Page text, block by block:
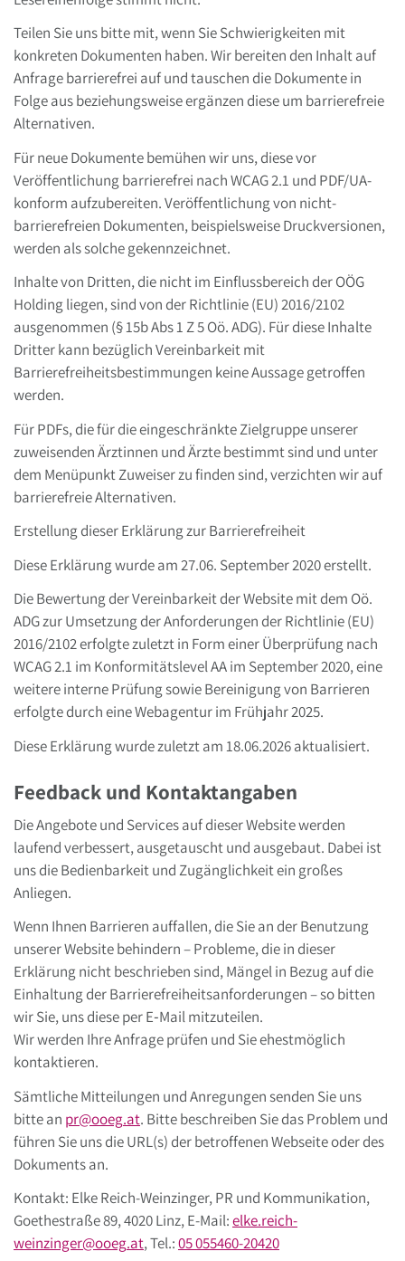
Teilen Sie uns bitte mit, wenn Sie Schwierigkeiten mit
konkreten Dokumenten haben. Wir bereiten den Inhalt auf
Anfrage barrierefrei auf und tauschen die Dokumente in
Folge aus beziehungsweise ergänzen diese um barrierefreie
Alternativen.
Für neue Dokumente bemühen wir uns, diese vor
Veröffentlichung barrierefrei nach WCAG 2.1 und PDF/UA-
konform aufzubereiten. Veröffentlichung von nicht-
barrierefreien Dokumenten, beispielsweise Druckversionen,
werden als solche gekennzeichnet.
Inhalte von Dritten, die nicht im Einflussbereich der OÖG
Holding liegen, sind von der Richtlinie (EU) 2016/2102
ausgenommen (§ 15b Abs 1 Z 5 Oö. ADG). Für diese Inhalte
Dritter kann bezüglich Vereinbarkeit mit
Barrierefreiheitsbestimmungen keine Aussage getroffen
werden.
Für PDFs, die für die eingeschränkte Zielgruppe unserer
zuweisenden Ärztinnen und Ärzte bestimmt sind und unter
dem Menüpunkt Zuweiser zu finden sind, verzichten wir auf
barrierefreie Alternativen.
Erstellung dieser Erklärung zur Barrierefreiheit
Diese Erklärung wurde am 27.06. September 2020 erstellt.
Die Bewertung der Vereinbarkeit der Website mit dem Oö.
ADG zur Umsetzung der Anforderungen der Richtlinie (EU)
2016/2102 erfolgte zuletzt in Form einer Überprüfung nach
WCAG 2.1 im Konformitätslevel AA im September 2020, eine
weitere interne Prüfung sowie Bereinigung von Barrieren
erfolgte durch eine Webagentur im Frühjahr 2025.
Diese Erklärung wurde zuletzt am 18.06.2026 aktualisiert.
Feedback und Kontaktangaben
Die Angebote und Services auf dieser Website werden
laufend verbessert, ausgetauscht und ausgebaut. Dabei ist
uns die Bedienbarkeit und Zugänglichkeit ein großes
Anliegen.
Wenn Ihnen Barrieren auffallen, die Sie an der Benutzung
unserer Website behindern – Probleme, die in dieser
Erklärung nicht beschrieben sind, Mängel in Bezug auf die
Einhaltung der Barrierefreiheitsanforderungen – so bitten
wir Sie, uns diese per E‑Mail mitzuteilen.
Wir werden Ihre Anfrage prüfen und Sie ehestmöglich
kontaktieren.
Sämtliche Mitteilungen und Anregungen senden Sie uns
bitte an pr@ooeg.at. Bitte beschreiben Sie das Problem und
führen Sie uns die URL(s) der betroffenen Webseite oder des
Dokuments an.
Kontakt: Elke Reich-Weinzinger, PR und Kommunikation,
Goethestraße 89, 4020 Linz, E-Mail:elke.reich-
weinzinger@ooeg.at, Tel.:05 055460-20420